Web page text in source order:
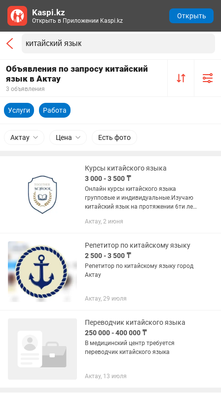
Объявления по запросу китайский
язык в Актау
3 объявления
Услуги Работа
Актау Цена Есть фото
Курсы китайского языка
3 000 - 3 500 ₸
Онлайн курсы китайского языка
групповые и индивидуальные.Изучаю
китайский язык на протяжении 6ти лет,
Являюсь основателем школы
Актау, 2 июня
Репетитор по китайскому языку
2 500 - 3 500 ₸
Репетитор по китайскому языку город
Актау
Актау, 29 июля
Переводчик китайского языка
250 000 - 400 000 ₸
В медицинский центр требуется
переводчик китайского языка
Актау, 13 июля
Kaspi.kz
Открыть в Приложении Kaspi.kz
Открыть